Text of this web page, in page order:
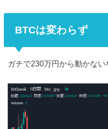
BTCは変わらず
ガチで230万円から動かない